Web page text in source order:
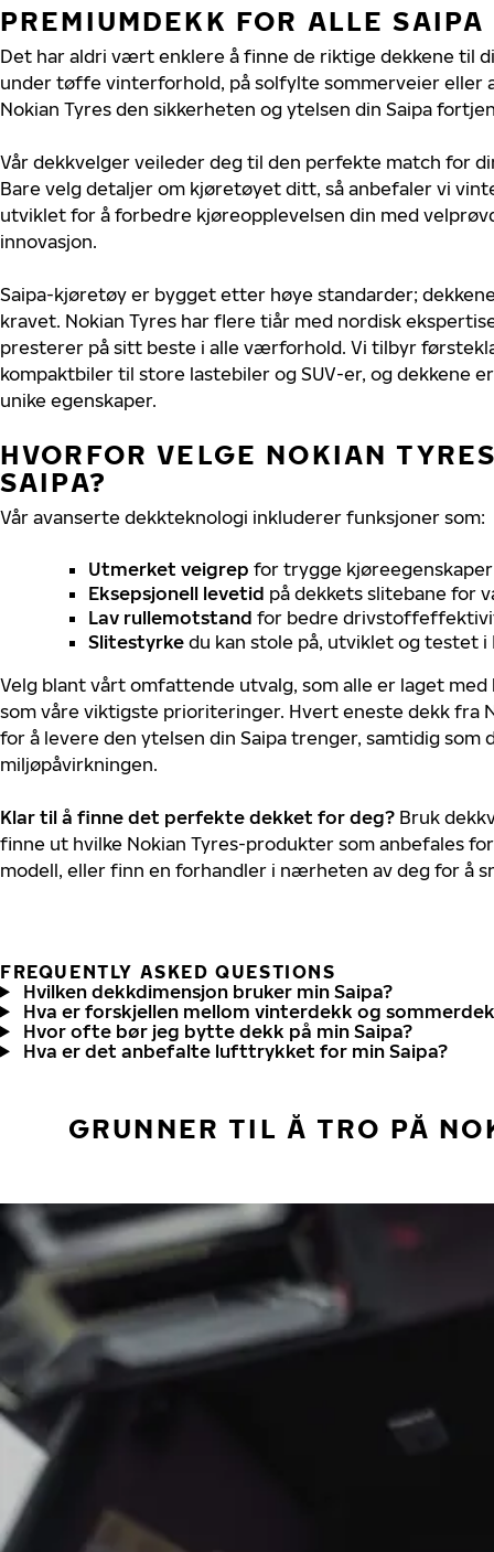
PREMIUMDEKK FOR ALLE
Det har aldri vært enklere å finne de riktige dekkene til
under tøffe vinterforhold, på solfylte sommerveier eller
Nokian Tyres den sikkerheten og ytelsen din Saipa
Vår dekkvelger veileder deg til den perfekte match for
Bare velg detaljer om kjøretøyet ditt, så anbefaler vi
utviklet for å forbedre kjøreopplevelsen din med
innovasjon.
Saipa-kjøretøy er bygget etter høye standarder;
kravet. Nokian Tyres har flere tiår med nordisk
presterer på sitt beste i alle værforhold. Vi tilbyr
kompaktbiler til store lastebiler og SUV-er, og dekkene
unike egenskaper.
HVORFOR VELGE NOKIAN
SAIPA?
Vår avanserte dekkteknologi inkluderer funksjoner som:
Utmerket veigrep for trygge
Eksepsjonell levetid på dekkets slitebane for
Lav rullemotstand for bedre
Slitestyrke du kan stole på, utviklet og testet i
Velg blant vårt omfattende utvalg, som alle er laget
som våre viktigste prioriteringer. Hvert eneste dekk fra
for å levere den ytelsen din Saipa trenger, samtidig som
miljøpåvirkningen.
Klar til å finne det perfekte dekket for deg? Bruk
finne ut hvilke Nokian Tyres-produkter som anbefales
modell, eller finn en forhandler i nærheten av deg for å
FREQUENTLY ASKED QUESTIONS
Hvilken dekkdimensjon bruker min Saipa?
Hva er forskjellen mellom vinterdekk og
Hvor ofte bør jeg bytte dekk på min Saipa?
Hva er det anbefalte lufttrykket for min Saipa?
GRUNNER TIL Å TRO PÅ